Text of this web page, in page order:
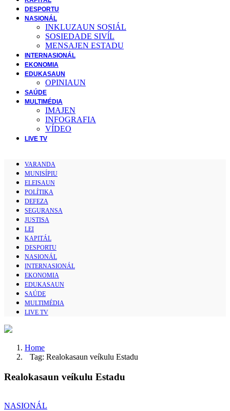
DESPORTU
NASIONÁL
INKLUZAUN SOSIÁL
SOSIEDADE SIVĺL
MENSAJEN ESTADU
INTERNASIONÁL
EKONOMIA
EDUKASAUN
OPINIAUN
SAÚDE
MULTIMÉDIA
IMAJEN
INFOGRAFIA
VÍDEO
LIVE TV
VARANDA
MUNISÍPIU
ELEISAUN
POLÍTIKA
DEFEZA
SEGURANSA
JUSTISA
LEI
KAPITÁL
DESPORTU
NASIONÁL
INTERNASIONÁL
EKONOMIA
EDUKASAUN
SAÚDE
MULTIMÉDIA
LIVE TV
Home
Tag: Realokasaun veíkulu Estadu
Realokasaun veíkulu Estadu
NASIONÁL